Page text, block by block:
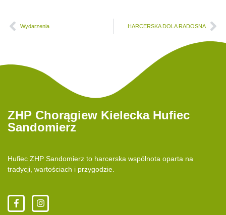
Wydarzenia HARCERSKA DOLA RADOSNA
ZHP Chorągiew Kielecka Hufiec
Sandomierz
Hufiec ZHP Sandomierz to harcerska wspólnota oparta na
tradycji, wartościach i przygodzie.